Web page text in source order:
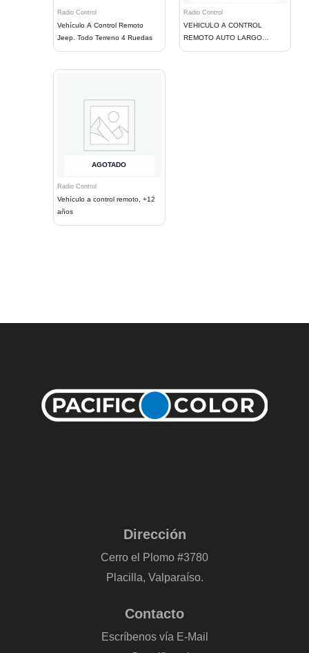
Radio Control
Vehículo A Control Remoto
Jeep. Todo Terreno 4 Ruedas
Radio Control
VEHICULO A CONTROL
REMOTO AUTO LARGO
AJUSTABLE. BLACK
AGOTADO
Radio Control
Vehículo a control remoto, +12
años
Dirección
Cerro el Plomo #3780
Placilla, Valparaíso.
Contacto
Escríbenos vía E-Mail